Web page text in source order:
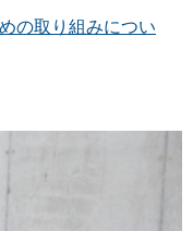
の取り組みについ